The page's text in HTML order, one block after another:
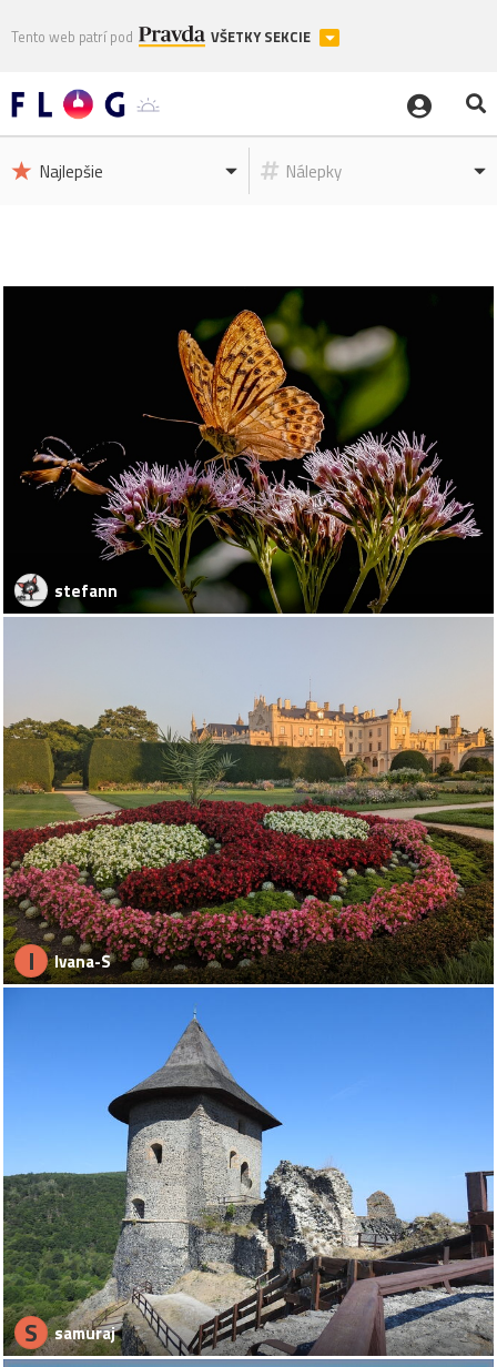
Tento web patrí pod VŠETKY SEKCIE
Najlepšie Nálepky
stefann
I Ivana-S
S samuraj